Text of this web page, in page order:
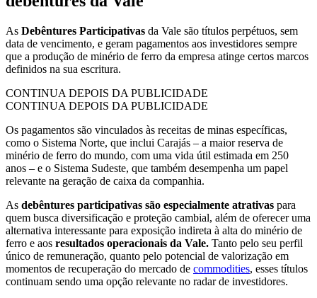
As Debêntures Participativas da Vale são títulos perpétuos, sem
data de vencimento, e geram pagamentos aos investidores sempre
que a produção de minério de ferro da empresa atinge certos marcos
definidos na sua escritura.
CONTINUA DEPOIS DA PUBLICIDADE
CONTINUA DEPOIS DA PUBLICIDADE
Os pagamentos são vinculados às receitas de minas específicas,
como o Sistema Norte, que inclui Carajás – a maior reserva de
minério de ferro do mundo, com uma vida útil estimada em 250
anos – e o Sistema Sudeste, que também desempenha um papel
relevante na geração de caixa da companhia.
As debêntures participativas são especialmente atrativas para
quem busca diversificação e proteção cambial, além de oferecer uma
alternativa interessante para exposição indireta à alta do minério de
ferro e aos resultados operacionais da Vale. Tanto pelo seu perfil
único de remuneração, quanto pelo potencial de valorização em
momentos de recuperação do mercado de commodities, esses títulos
continuam sendo uma opção relevante no radar de investidores.